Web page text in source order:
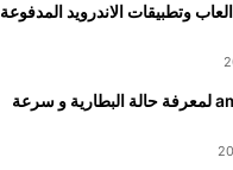
وتطبيقات الاندرويد المدفوعة
تطبيق ampere لمعرفة حالة البطارية و سرعة